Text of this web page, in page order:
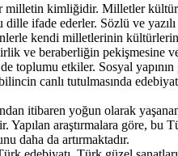
kimliğidir. Milletler
ifade ederler. Sözlü ve
milletlerinin kültürlerine
ve beraberliğin pekişmesine
etkiler. Sosyal
canlı tutulmasında
itibaren yoğun olarak
araştırmalara göre, bu
daha da artırmaktadır.